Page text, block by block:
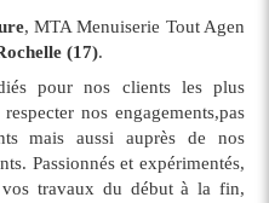
, MTA Menuiserie Tout Agen
(17).
pour nos clients les plus
nos engagements,pas
mais aussi auprès de nos
Passionnés et expérimentés,
vos travaux du début à la fin,